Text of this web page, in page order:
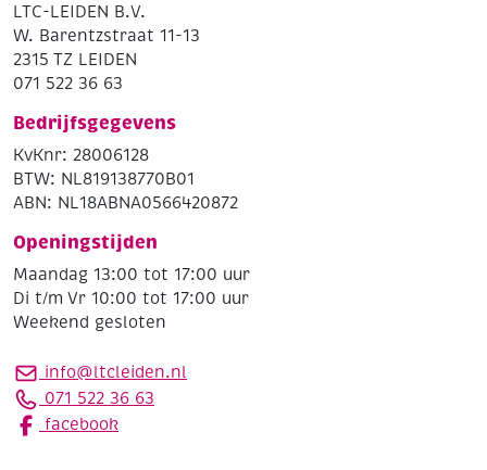
LTC-LEIDEN B.V.
W. Barentzstraat 11-13
2315 TZ LEIDEN
071 522 36 63
Bedrijfsgegevens
KvKnr: 28006128
BTW: NL819138770B01
ABN: NL18ABNA0566420872
Openingstijden
Maandag 13:00 tot 17:00 uur
Di t/m Vr 10:00 tot 17:00 uur
Weekend gesloten
info@ltcleiden.nl
071 522 36 63
facebook